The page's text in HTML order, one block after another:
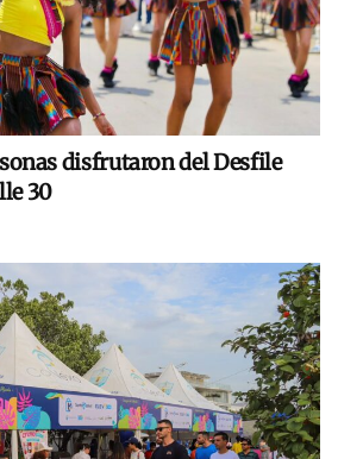
disfrutaron del Desfile
30